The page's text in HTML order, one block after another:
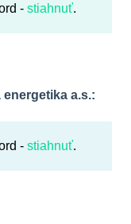
- stiahnuť.
a.s.:
- stiahnuť.